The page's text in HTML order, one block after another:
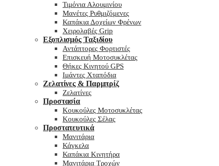
Τιμόνια Αλουμινίου
Μανέτες Ρυθμιζόμενες
Καπάκια Δοχείων Φρένων
Χειρολαβές Grip
Εξοπλισμός Ταξιδίου
Αντάπτορες Φορτιστές
Επισκευή Μοτοσυκλέτας
Θήκες Κινητού GPS
Ιμάντες Χταπόδια
Ζελατίνες & Παρμπρίζ
Ζελατίνες
Προστασία
Κουκούλες Μοτοσυκλέτας
Κουκούλες Σέλας
Προστατευτικά
Μανιτάρια
Κάγκελα
Καπάκια Κινητήρα
Μανιτάρια Τροχών